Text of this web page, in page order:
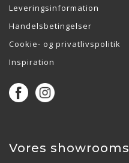
Leveringsinformation
Handelsbetingelser
Cookie- og privatlivspolitik
Inspiration
Vores showrooms